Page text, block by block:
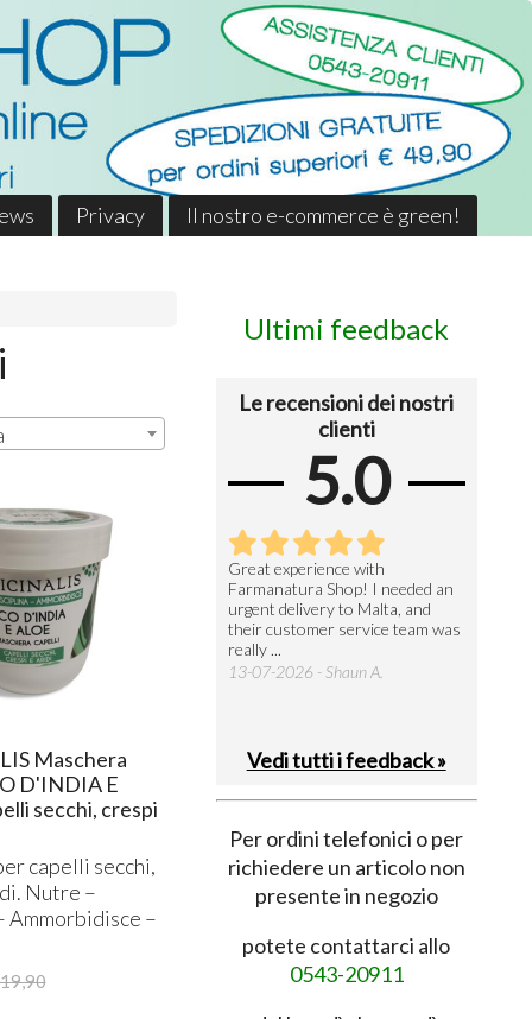
Privacy Il nostro e-commerce è green!
Maschera
D'INDIA E
secchi, crespi
capelli secchi,
Nutre –
Ammorbidisce –
19,90
Ultimi feedback
Le recensioni dei nostri
clienti
5.0
perfetto
07-2026 - Ruggero V.
Great experience with
Farmanatura Shop! I needed an
urgent delivery to Malta, and
their customer service team was
really ...
13-07-2026 - Shaun A.
Vedi tutti i feedback »
Per ordini telefonici o per
richiedere un articolo non
presente in negozio
potete contattarci allo
0543-20911